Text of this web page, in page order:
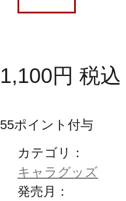
1,100円 税込
55ポイント付与
カテゴリ：
キャラグッズ
発売月：